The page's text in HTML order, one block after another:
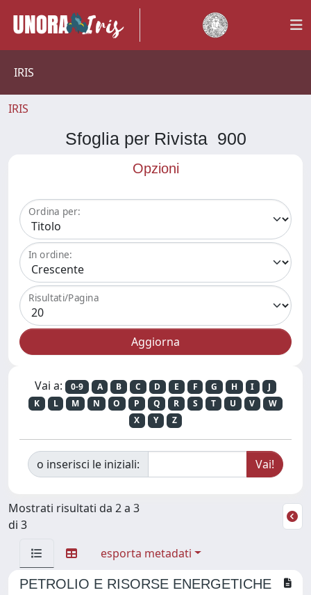
IRIS
IRIS
Sfoglia per Rivista 900
Opzioni
Ordina per:
In ordine:
Risultati/Pagina
Vai a: 0-9 A B C D E F G H I
J
K
L M N O P Q R S T U V
W
X
Y Z
o inserisci le iniziali:
Mostrati risultati da 2 a 3
di 3
esporta metadati
PETROLIO E RISORSE ENERGETICHE